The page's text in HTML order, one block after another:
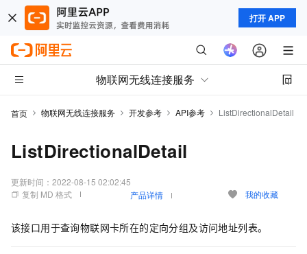
打开 APP
物联网无线连接服务
首页 物联网无线连接服务 开发参考 API参考 ListDirectionalDetail
ListDirectionalDetail
更新时间： 2022-08-15 02:02:45
复制 MD 格式
产品详情 我的收藏
该接口用于查询物联网卡所在的定向分组及访问地址列表。